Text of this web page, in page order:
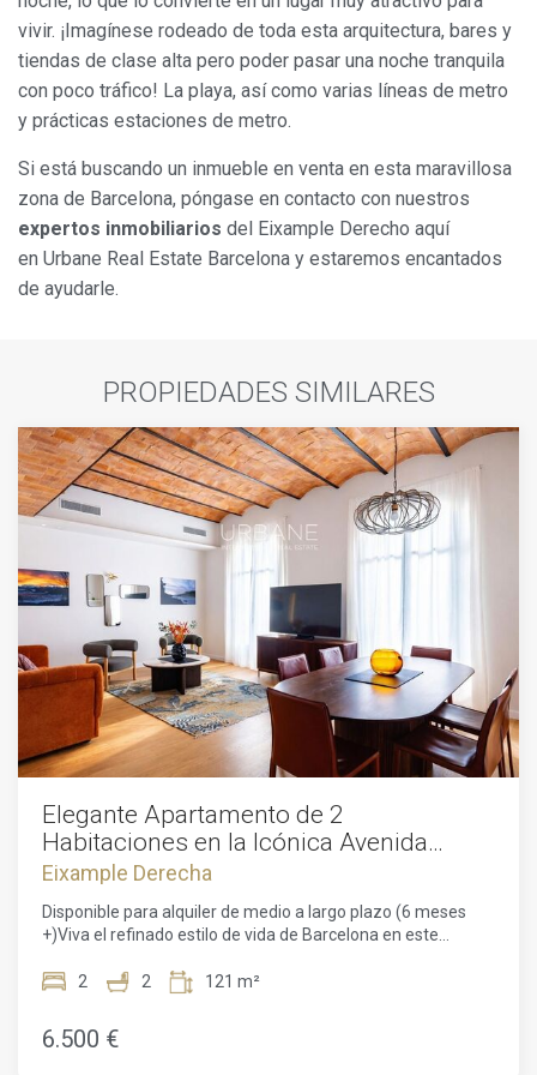
vivir. ¡Imagínese rodeado de toda esta arquitectura, bares y
tiendas de clase alta pero poder pasar una noche tranquila
con poco tráfico! La playa, así como varias líneas de metro
y prácticas estaciones de metro.
Si está buscando un inmueble en venta en esta maravillosa
zona de Barcelona, póngase en contacto con nuestros
expertos inmobiliarios del Eixample Derecho aquí
en Urbane Real Estate Barcelona y estaremos encantados
de ayudarle.
PROPIEDADES SIMILARES
Elegante Apartamento de 2
Habitaciones en la Icónica Avenida
Diagonal
Eixample Derecha
Disponible para alquiler de medio a largo plazo (6 meses
+)Viva el refinado estilo de vida de Barcelona en este
completamente renovado y elegantemente amueblado con
Diseñado para ofrecer comodidad, estilo y una vida diaria
sin esfuerzo, esta residencia es una oportunidad única en
2 2 121 m²
6.500 €